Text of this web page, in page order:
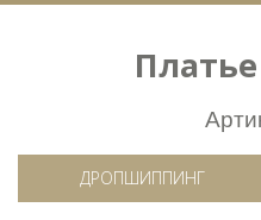
ДРОПШИППИНГ